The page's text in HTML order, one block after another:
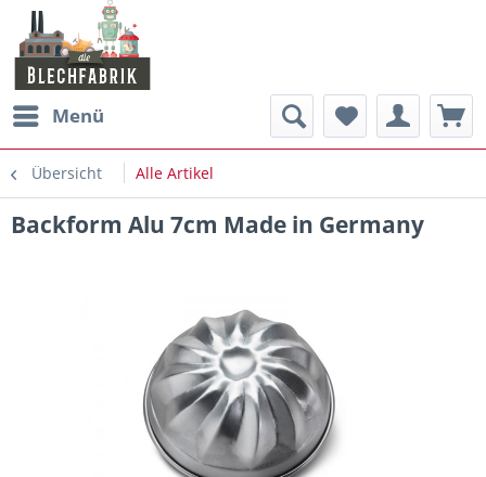
Menü
Übersicht Alle Artikel
Backform Alu 7cm Made in Germany